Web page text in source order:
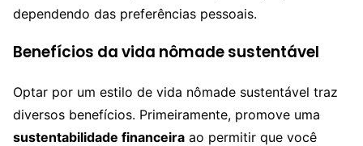
dependendo das preferências pessoais.
Benefícios da vida nômade sustentável
Optar por um estilo de vida nômade sustentável traz
diversos benefícios. Primeiramente, promove uma
sustentabilidade financeira ao permitir que você